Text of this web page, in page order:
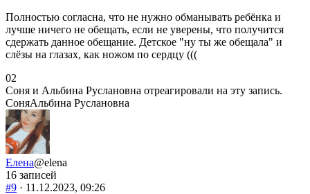
Полностью согласна, что не нужно обманывать ребёнка и
лучше ничего не обещать, если не уверены, что получится
сдержать данное обещание. Детское "ну ты же обещала" и
слёзы на глазах, как ножом по сердцу (((
Голосуйте
-
палец
вниз.
0Голосуйте
-
палец
вверх.
2
Соня и Альбина Руслановна отреагировали на эту запись.
СоняАльбина Руслановна
Елена@elena
16 записей
#9 · 11.12.2023, 09:26